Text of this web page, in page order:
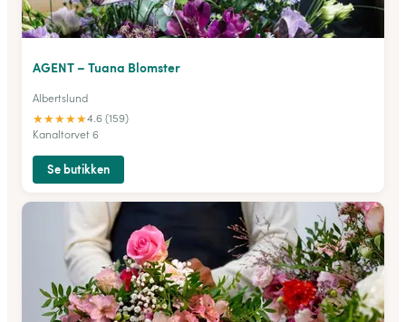
AGENT – Tuana Blomster
Albertslund
★★★★★4.6 (159)
Kanaltorvet 6
Se butikken